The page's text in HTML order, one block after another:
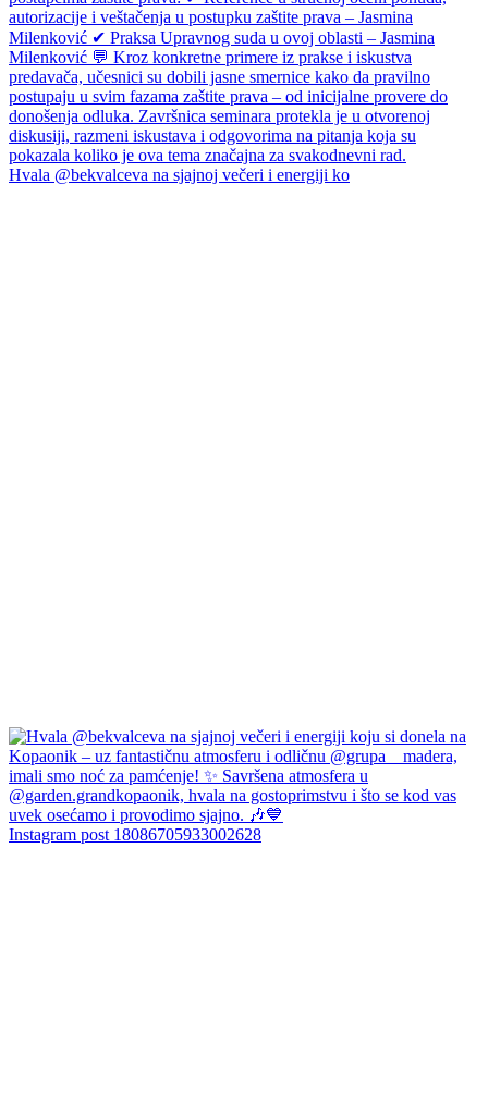
Hvala @bekvalceva na sjajnoj večeri i energiji ko
Instagram post 18086705933002628